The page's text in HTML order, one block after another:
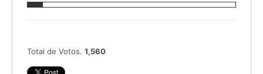
Total de Votos. 1,560